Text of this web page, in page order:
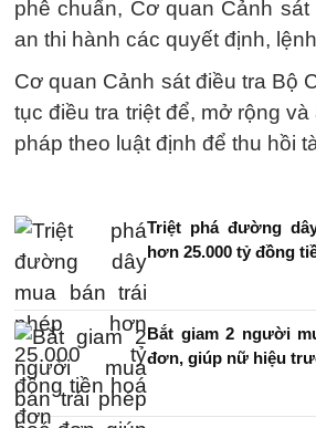
phê chuẩn, Cơ quan Cảnh sát
an thi hành các quyết định,
Cơ quan Cảnh sát điều tra Bộ
tục điều tra triệt để, mở rộng
pháp theo luật định để thu hồi
Triệt phá đường
hơn 25.000 tỷ đồng
Bắt giam 2 người
đơn, giúp nữ hiệu